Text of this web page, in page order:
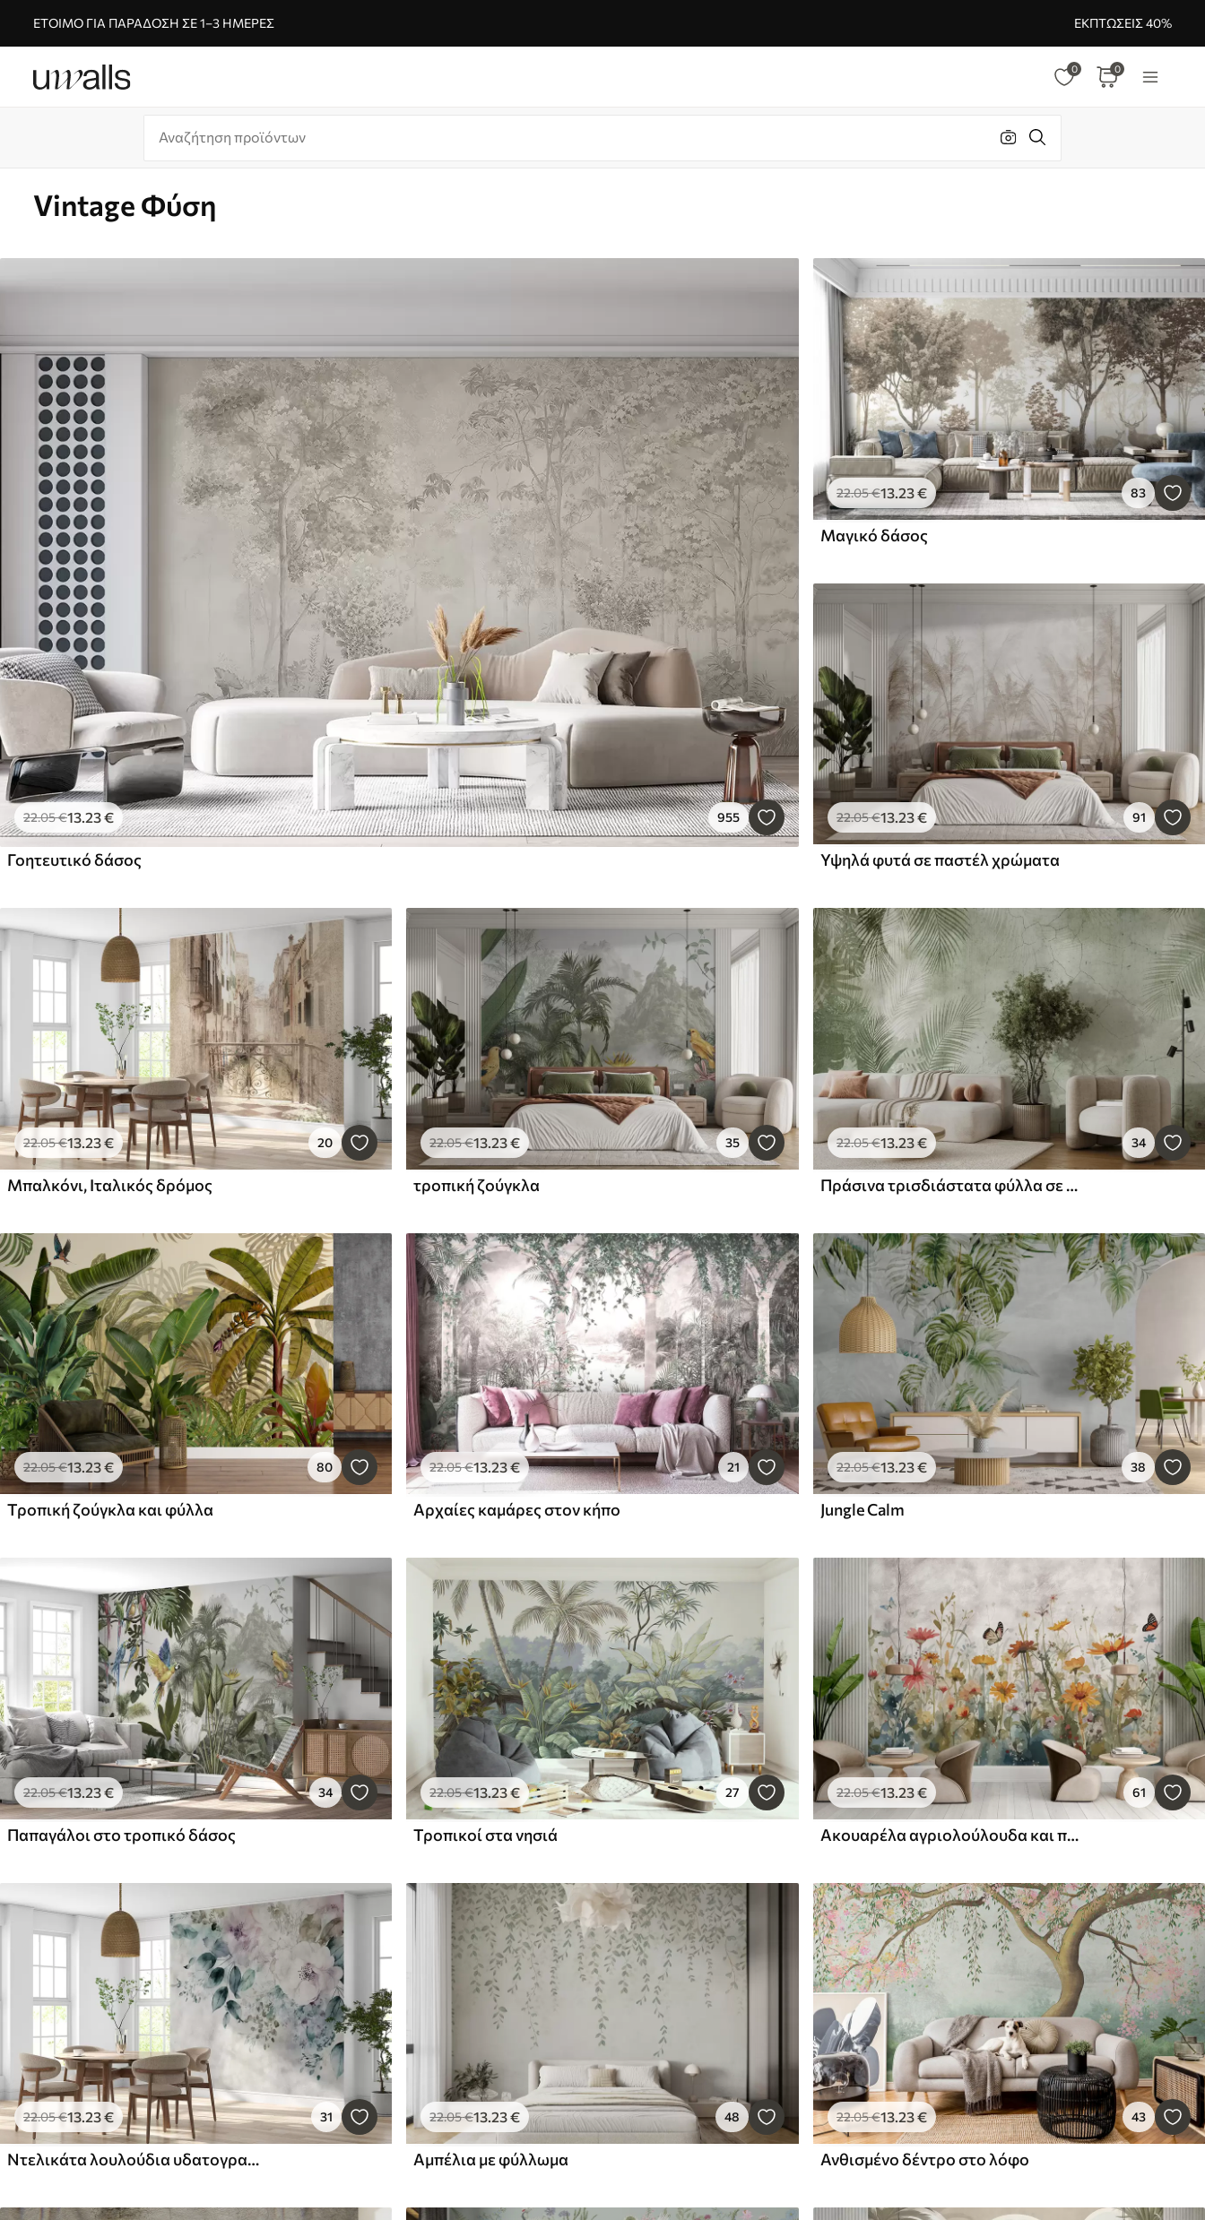
ΈΤΟΙΜΟ ΓΙΑ ΠΑΡΆΔΟΣΗ ΣΕ 1–3 ΗΜΈΡΕΣ ΕΚΠΤΏΣΕΙΣ 40%
0 0
Vintage Φύση
22.05€13.23€ 955
Γοητευτικό δάσος
22.05€13.23€ 83
Μαγικό δάσος
22.05€13.23€ 91
Υψηλά φυτά σε παστέλ χρώματα
22.05€13 .23€ 20
Μπαλκόνι, Ιταλικός δρόμος
22.05€13 .23€ 35
τροπική ζούγκλα
22.05€13.23€ 34
Πράσινα τρισδιάστατα φύλλα σε στυλ grunge
22.05€13.23€ 80
Τροπική ζούγκλα και φύλλα
22.05€13.23€ 21
Αρχαίες καμάρες στον κήπο
22.05€13.23€ 38
Jungle Calm
22.05€13 .23€ 34
Παπαγάλοι στο τροπικό δάσος
22.05€13.23€ 27
Τροπικοί στα νησιά
22.05€13.23€ 61
Ακουαρέλα αγριολούλουδα και πεταλούδες
22.05€13.23€ 31
Ντελικάτα λουλούδια υδατογραφίας
22.05€13.23€ 48
Αμπέλια με φύλλωμα
22.05€13.23€ 43
Ανθισμένο δέντρο στο λόφο